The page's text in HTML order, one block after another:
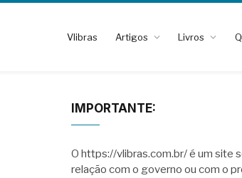
Vlibras Artigos Livros
IMPORTANTE:
O https://vlibras.com.br/ é um site
relação com o governo ou com o